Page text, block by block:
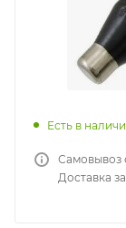
Есть в
Самовывоз
Доставка